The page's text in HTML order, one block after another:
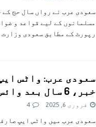
سعودی عرب نے رواں سال حج
مسلمانوں کے لیے قواعد و
رپورٹ کے مطابق سعودی
سعودی عرب: واٹس
خبر، 6 سال بعد وائس، ویڈیو کال بحال
فروری 6, 2025 4
سعودی عرب میں واٹس ایپ